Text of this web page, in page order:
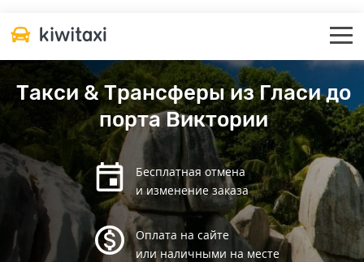
Такси & Трансферы из Гласи до
порта Виктории
Бесплатная отмена
и изменение заказа
Оплата на сайте
или наличными на месте